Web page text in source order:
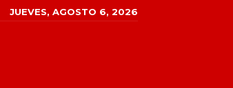
JUEVES, AGOSTO 6, 2026